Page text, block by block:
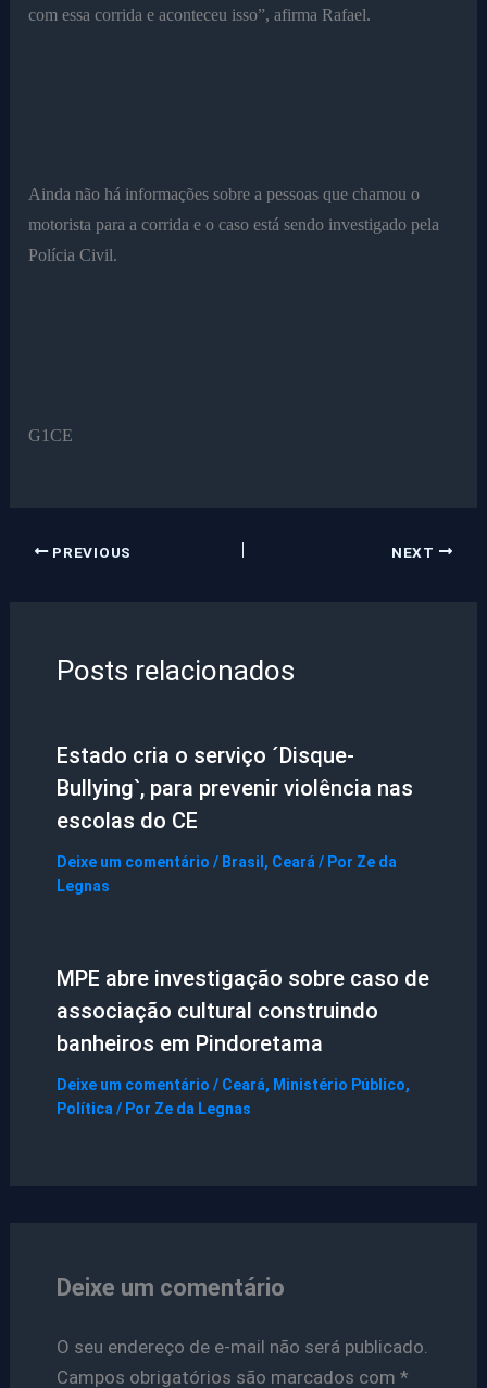
com essa corrida e aconteceu isso”, afirma Rafael.
Ainda não há informações sobre a pessoas que chamou o
motorista para a corrida e o caso está sendo investigado pela
Polícia Civil.
G1CE
PREVIOUS NEXT
Posts relacionados
Estado cria o serviço ´Disque-
Bullying`, para prevenir violência nas
escolas do CE
Deixe um comentário / Brasil , Ceará/ Por Ze da
Legnas
MPE abre investigação sobre caso de
associação cultural construindo
banheiros em Pindoretama
Deixe um comentário / Ceará, Ministério Público,
Política/ Por Ze da Legnas
Deixe um comentário
O seu endereço de e-mail não será publicado.
Campos obrigatórios são marcados com *